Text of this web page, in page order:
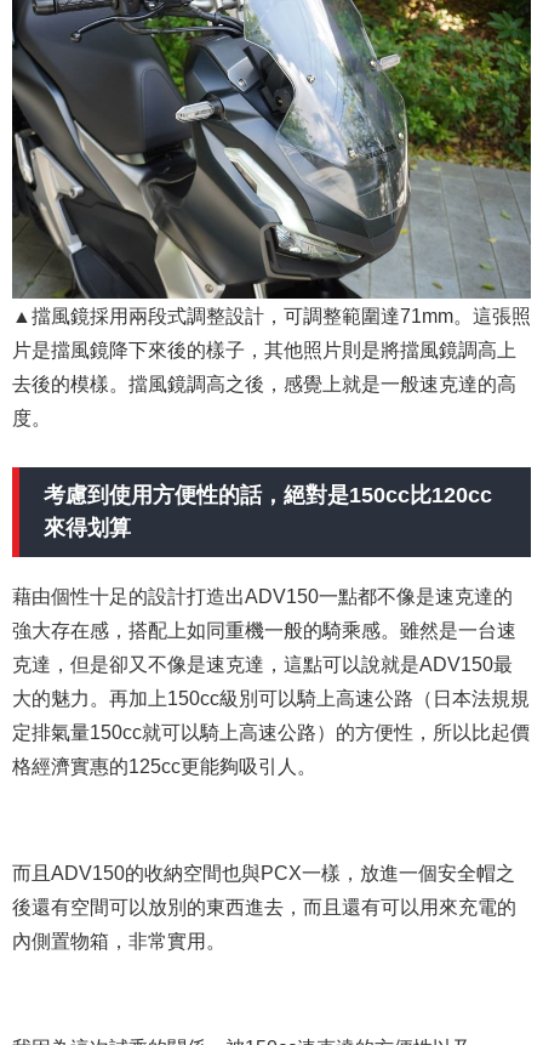
▲擋風鏡採用兩段式調整設計，可調整範圍達71mm。這張照
片是擋風鏡降下來後的樣子，其他照片則是將擋風鏡調高上
去後的模樣。擋風鏡調高之後，感覺上就是一般速克達的高
度。
考慮到使用方便性的話，絕對是150cc比120cc
來得划算
藉由個性十足的設計打造出ADV150一點都不像是速克達的
強大存在感，搭配上如同重機一般的騎乘感。雖然是一台速
克達，但是卻又不像是速克達，這點可以說就是ADV150最
大的魅力。再加上150cc級別可以騎上高速公路（日本法規規
定排氣量150cc就可以騎上高速公路）的方便性，所以比起價
格經濟實惠的125cc更能夠吸引人。
而且ADV150的收納空間也與PCX一樣，放進一個安全帽之
後還有空間可以放別的東西進去，而且還有可以用來充電的
內側置物箱，非常實用。